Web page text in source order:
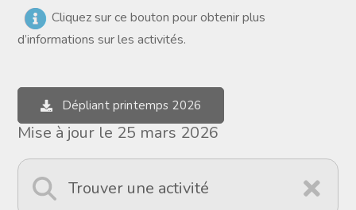
Cliquez sur ce bouton pour obtenir plus
d’informations sur les activités.
Dépliant printemps 2026
Mise à jour le 25 mars 2026